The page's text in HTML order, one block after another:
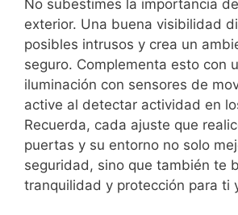
No subestimes la importancia
exterior. Una buena visibilidad
posibles intrusos y crea un
seguro. Complementa esto con
iluminación con sensores de
active al detectar actividad en
Recuerda, cada ajuste que
puertas y su entorno no solo
seguridad, sino que también te
tranquilidad y protección para ti